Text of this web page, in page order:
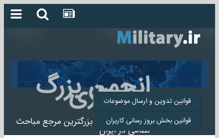
انجمن بزرگ
میلیتاری
انجمن میلیتاری بزرگترین مرجع مباحث
نظامی در ایران
قوانین تدوین و ارسال موضوعات
قوانین بخش بروز رسانی کاربران